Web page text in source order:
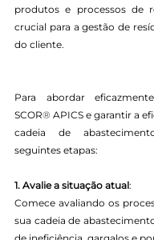
produtos e processos de
crucial para a gestão de
do cliente.
Para abordar
SCOR® APICS e garantir a
cadeia de
seguintes etapas:
1. Avalie a situação atual:
Comece avaliando os
sua cadeia de